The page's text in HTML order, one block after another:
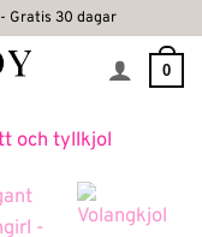
Gratis 30 dagar
0